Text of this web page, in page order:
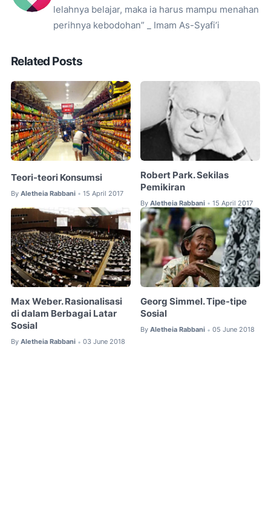
lelahnya belajar, maka ia harus mampu menahan
perihnya kebodohan” _ Imam As-Syafi’i
Related Posts
Teori-teori Konsumsi
By Aletheia Rabbani • 15 April 2017
Robert Park. Sekilas
Pemikiran
By Aletheia Rabbani • 15 April 2017
Max Weber. Rasionalisasi
di dalam Berbagai Latar
Sosial
By Aletheia Rabbani • 03 June 2018
Georg Simmel. Tipe-tipe
Sosial
By Aletheia Rabbani • 05 June 2018